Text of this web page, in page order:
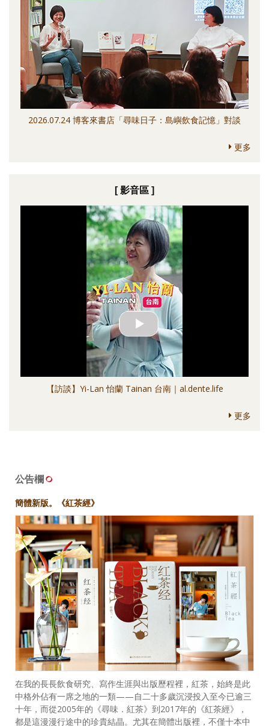
2026.07.24 博客來書店「尋味日子：島嶼飲食記憶」對談
更多
[ 影音區 ]
【訪談】Yi-Lan 怡蘭 Tainan 台南｜al.dente.life
更多
公告欄
簡體新版。《紅茶經》
在我的長長飲食研究、寫作生涯與出版歷程裡，紅茶，始終是此
中格外佔有一席之地的一類——自二十多歲沉浸投入至今已逾三
十年，而從2005年的《尋味．紅茶》到2017年的《紅茶經》，
都是這漫漫行途中的珍貴結晶。尤其在簡體出版裡，不僅十本中